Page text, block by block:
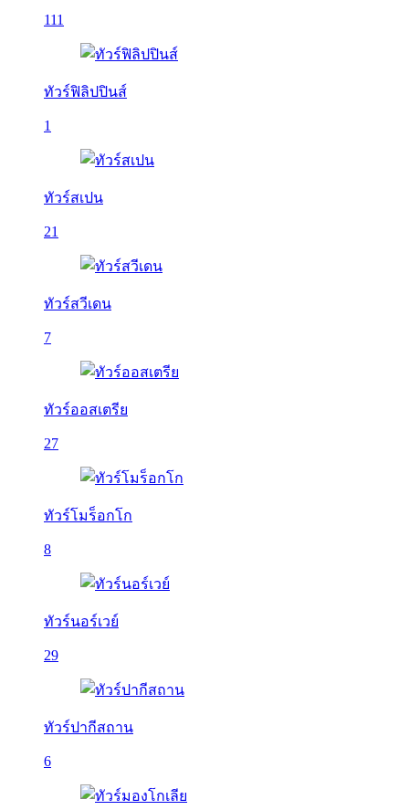
111
ทัวร์ฟิลิปปินส์
1
ทัวร์สเปน
21
ทัวร์สวีเดน
7
ทัวร์ออสเตรีย
27
ทัวร์โมร็อกโก
8
ทัวร์นอร์เวย์
29
ทัวร์ปากีสถาน
6